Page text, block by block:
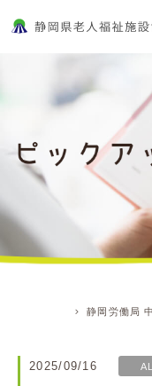
静岡労働局
2025/09/16